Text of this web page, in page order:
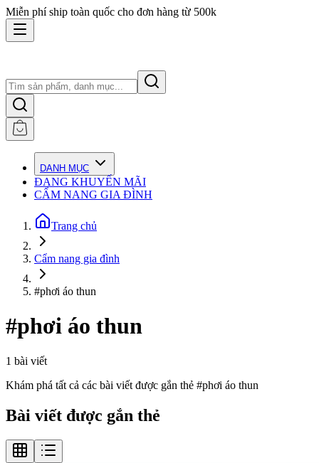
Miễn phí ship toàn quốc cho đơn hàng từ 500k
DANH MỤC
ĐANG KHUYẾN MÃI
CẨM NANG GIA ĐÌNH
Trang chủ
Cẩm nang gia đình
#phơi áo thun
#phơi áo thun
1 bài viết
Khám phá tất cả các bài viết được gắn thẻ #phơi áo thun
Bài viết được gắn thẻ